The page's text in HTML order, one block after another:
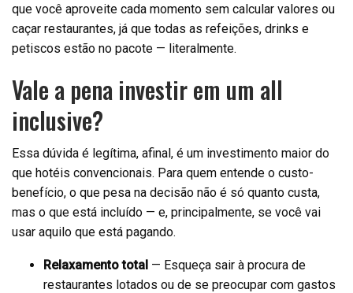
que você aproveite cada momento sem calcular valores ou
caçar restaurantes, já que todas as refeições, drinks e
petiscos estão no pacote — literalmente.
Vale a pena investir em um all
inclusive?
Essa dúvida é legítima, afinal, é um investimento maior do
que hotéis convencionais. Para quem entende o custo-
benefício, o que pesa na decisão não é só quanto custa,
mas o que está incluído — e, principalmente, se você vai
usar aquilo que está pagando.
Relaxamento total — Esqueça sair à procura de
restaurantes lotados ou de se preocupar com gastos